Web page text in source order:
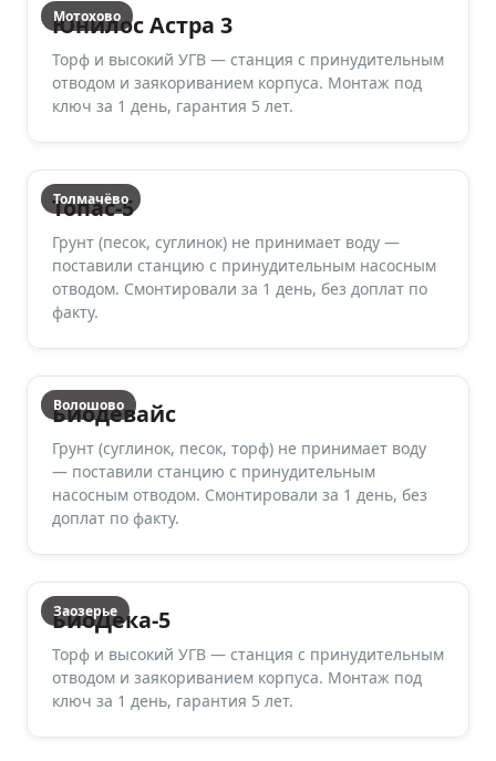
Мотохово
Юнилос Астра 3
Торф и высокий УГВ — станция с принудительным
отводом и заякориванием корпуса. Монтаж под
ключ за 1 день, гарантия 5 лет.
Толмачёво
Топас-5
Грунт (песок, суглинок) не принимает воду —
поставили станцию с принудительным насосным
отводом. Смонтировали за 1 день, без доплат по
факту.
Волошово
Биодевайс
Грунт (суглинок, песок, торф) не принимает воду
— поставили станцию с принудительным
насосным отводом. Смонтировали за 1 день, без
доплат по факту.
Заозерье
БиоДека-5
Торф и высокий УГВ — станция с принудительным
отводом и заякориванием корпуса. Монтаж под
ключ за 1 день, гарантия 5 лет.